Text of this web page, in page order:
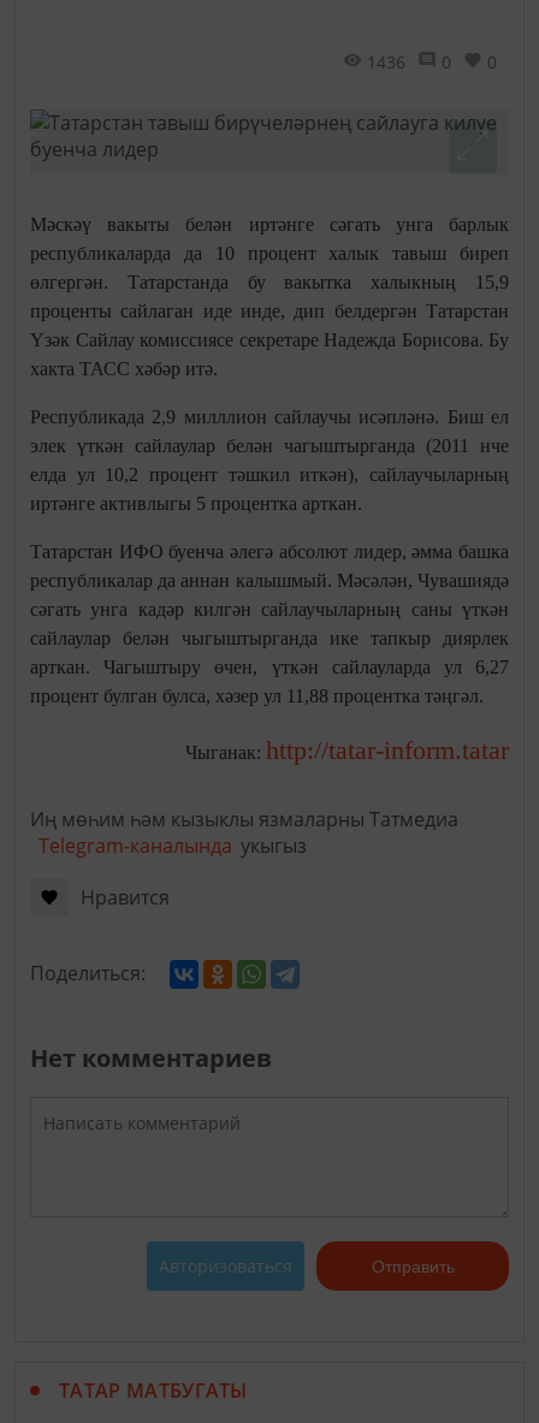
1436 0 0
Мәскәү вакыты белән иртәнге сәгать унга барлык
республикаларда да 10 процент халык тавыш биреп
өлгергән. Татарстанда бу вакытка халыкның 15,9
проценты сайлаган иде инде, дип белдергән Татарстан
Үзәк Сайлау комиссиясе секретаре Надежда Борисова. Бу
хакта ТАСС хәбәр итә.
Республикада 2,9 милллион сайлаучы исәпләнә. Биш ел
элек үткән сайлаулар белән чагыштырганда (2011 нче
елда ул 10,2 процент тәшкил иткән), сайлаучыларның
иртәнге активлыгы 5 процентка арткан.
Татарстан ИФО буенча әлегә абсолют лидер, әмма башка
республикалар да аннан калышмый. Мәсәлән, Чувашиядә
сәгать унга кадәр килгән сайлаучыларның саны үткән
сайлаулар белән чыгыштырганда ике тапкыр диярлек
арткан. Чагыштыру өчен, үткән сайлауларда ул 6,27
процент булган булса, хәзер ул 11,88 процентка тәңгәл.
Чыганак: http://tatar-inform.tatar
Иң мөһим һәм кызыклы язмаларны Татмедиа
Telegram-каналында укыгыз
Нравится
Поделиться:
Нет комментариев
Авторизоваться Отправить
ТАТАР МАТБУГАТЫ